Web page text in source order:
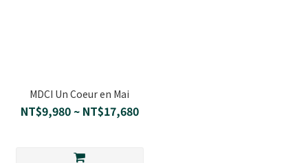
MDCI Un Coeur en Mai
NT$9,980 ~ NT$17,680